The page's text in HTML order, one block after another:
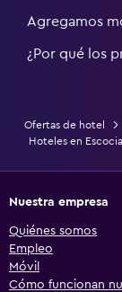
Agregamos
¿Por qué los
Ofertas de hotel
Hoteles en Escocia
Nuestra empresa
Quiénes somos
Empleo
Móvil
Cómo funcionan